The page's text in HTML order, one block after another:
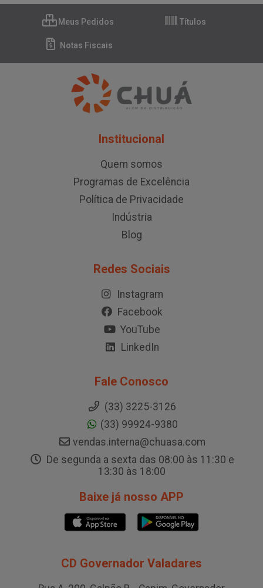
Meus Pedidos Títulos
Notas Fiscais
Institucional
Quem somos
Programas de Excelência
Política de Privacidade
Indústria
Blog
Redes Sociais
Instagram
Facebook
YouTube
LinkedIn
Fale Conosco
(33) 3225-3126
(33) 99924-9380
vendas.interna@chuasa.com
De segunda a sexta das 08:00 às 11:30 e
13:30 às 18:00
Baixe já nosso APP
CD Governador Valadares